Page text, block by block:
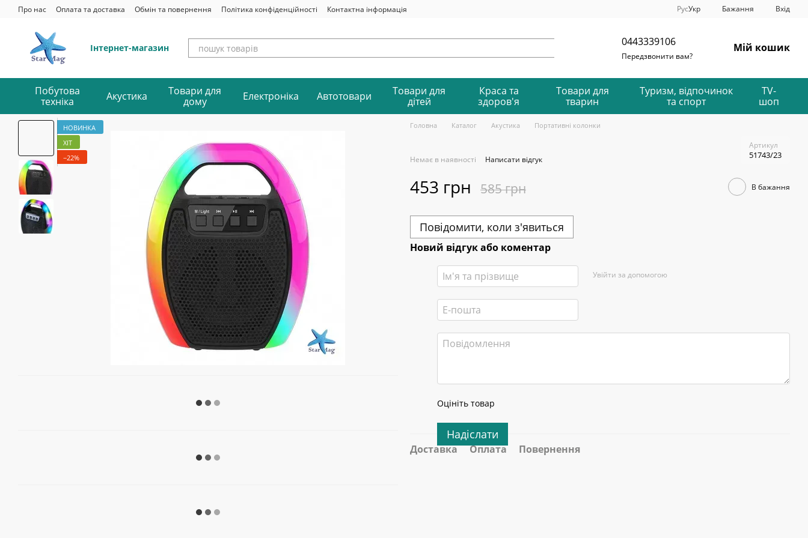
Перейти до основного контенту
Про нас Оплата та доставка Обмін та повернення Політика конфіденційності Контактна інформація РусУкр Бажання Вхід
Інтернет-магазин 0443339106
Передзвонити вам?
Мій кошик
Побутова
техніка
Акустика
Товари для
дому
Електроніка Автотовари
Товари для
дітей
Краса та
здоров'я
Товари для
тварин
Туризм, відпочинок
та спорт
TV-
шоп
НОВИНКА
ХІТ
−22%
Головна Каталог Акустика Портативні колонки
Артикул
51743/23
Немає в наявності Написати відгук
453 грн 585 грн В бажання
Повідомити, коли з'явиться
Новий відгук або коментар
Увійти за допомогою
Оцініть товар
Надіслати
Доставка Оплата Повернення